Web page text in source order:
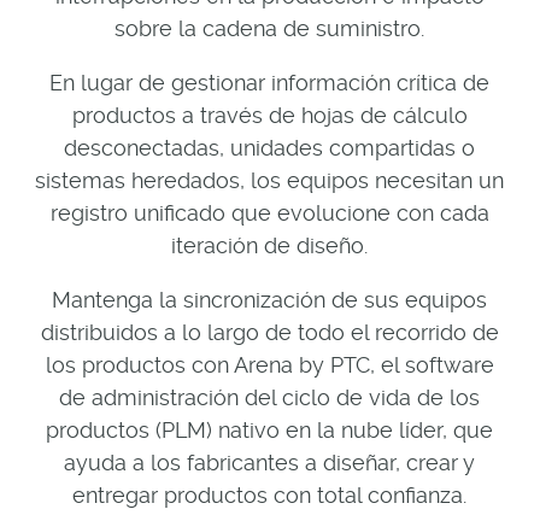
sobre la cadena de suministro.
En lugar de gestionar información crítica de
productos a través de hojas de cálculo
desconectadas, unidades compartidas o
sistemas heredados, los equipos necesitan un
registro unificado que evolucione con cada
iteración de diseño.
Mantenga la sincronización de sus equipos
distribuidos a lo largo de todo el recorrido de
los productos con Arena by PTC, el software
de administración del ciclo de vida de los
productos (PLM) nativo en la nube líder, que
ayuda a los fabricantes a diseñar, crear y
entregar productos con total confianza.